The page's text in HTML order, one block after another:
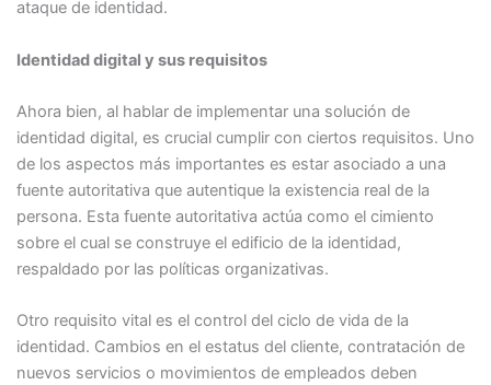
ataque de identidad.
Identidad digital y sus requisitos
Ahora bien, al hablar de implementar una solución de
identidad digital, es crucial cumplir con ciertos requisitos. Uno
de los aspectos más importantes es estar asociado a una
fuente autoritativa que autentique la existencia real de la
persona. Esta fuente autoritativa actúa como el cimiento
sobre el cual se construye el edificio de la identidad,
respaldado por las políticas organizativas.
Otro requisito vital es el control del ciclo de vida de la
identidad. Cambios en el estatus del cliente, contratación de
nuevos servicios o movimientos de empleados deben